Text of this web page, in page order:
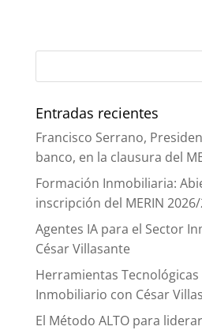
Entradas recientes
Francisco Serrano,
banco, en la clausura del
Formación Inmobiliaria:
inscripción del MERIN
Agentes IA para el Sector
César Villasante
Herramientas
Inmobiliario con César
El Método ALTO para